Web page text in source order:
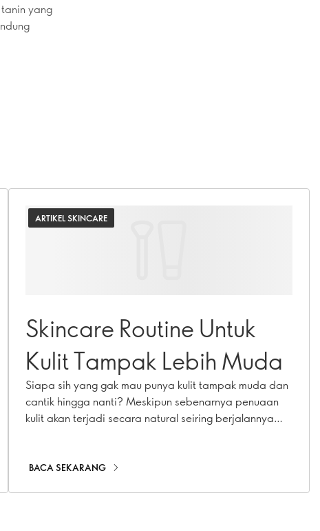
yang
ARTIKEL SKINCARE
Skincare Routine Untuk
Kulit Tampak Lebih Muda
Siapa sih yang gak mau punya kulit tampak muda dan
cantik hingga nanti? Meskipun sebenarnya penuaan
kulit akan terjadi secara natural seiring berjalannya
gaya hidup yang sehat. Pasalnya, gaya hidup yang
BACA SEKARANG